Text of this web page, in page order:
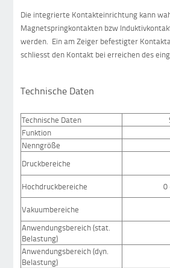
Die integrierte Kontakteinrichtung kann
Magnetspringkontakten bzw
werden. Ein am Zeiger befestigter
schliesst den Kontakt bei erreichen des
Technische Daten
Technische Daten
Funktion
Nenngröße
Druckbereiche
Hochdruckbereiche
0
Vakuumbereiche
Anwendungsbereich (stat.
Belastung)
Anwendungsbereich (dyn.
Belastung)